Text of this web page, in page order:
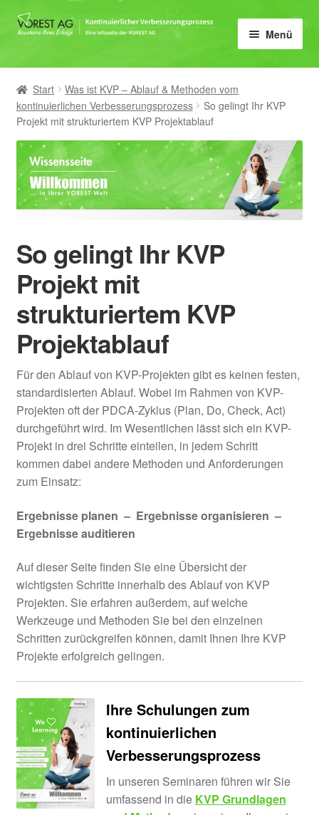
Zur
Zum
Menü
Home
KVP
Der Nutzen von KVP für
Unternehmen
Der KVP Coach als
KVP Projektablauf
KVP – Qualitätszirkel effektiv
gestalten
PDCA-Zyklus
Teambildung – Von der
Arbeitsgruppe zum Team
KVP Schnittstellen anderer
Managementmethoden
Methoden
Lean
6Sigma
Seminare
E-Learn
Vorlagen
Start
Was ist KVP – Ablauf & Methoden vom
kontinuierlichen Verbesserungsprozess
So gelingt Ihr KVP
Projekt mit strukturiertem KVP Projektablauf
So gelingt Ihr KVP
Projekt mit
strukturiertem KVP
Projektablauf
Für den Ablauf von KVP-Projekten gibt es keinen festen,
standardisierten Ablauf. Wobei im Rahmen von KVP-
Projekten oft der PDCA-Zyklus (Plan, Do, Check, Act)
durchgeführt wird. Im Wesentlichen lässt sich ein KVP-
Projekt in drei Schritte einteilen, in jedem Schritt
kommen dabei andere Methoden und Anforderungen
zum Einsatz:
Ergebnisse planen – Ergebnisse organisieren –
Ergebnisse auditieren
Auf dieser Seite finden Sie eine Übersicht der
wichtigsten Schritte innerhalb des Ablauf von KVP
Projekten. Sie erfahren außerdem, auf welche
Werkzeuge und Methoden Sie bei den einzelnen
Schritten zurückgreifen können, damit Ihnen Ihre KVP
Projekte erfolgreich gelingen.
Ihre Schulungen zum
kontinuierlichen
Verbesserungsprozess
In unseren Seminaren führen wir Sie
umfassend in die KVP Grundlagen